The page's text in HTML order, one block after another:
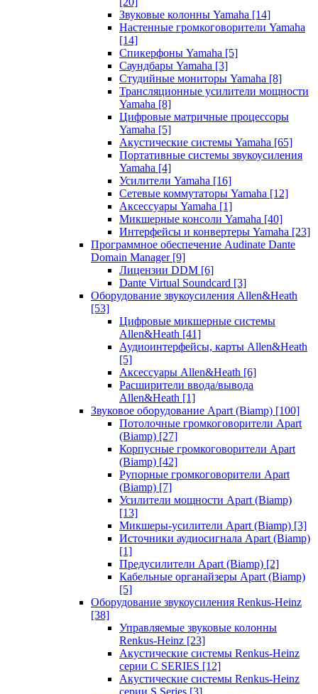
Звуковые колонны Yamaha [14]
Настенные громкоговорители Yamaha
[14]
Спикерфоны Yamaha [5]
Саундбары Yamaha [3]
Студийные мониторы Yamaha [8]
Трансляционные усилители мощности
Yamaha [8]
Цифровые матричные процессоры
Yamaha [5]
Акустические системы Yamaha [65]
Портативные системы звукоусиления
Yamaha [4]
Усилители Yamaha [16]
Сетевые коммутаторы Yamaha [12]
Аксессуары Yamaha [1]
Микшерные консоли Yamaha [40]
Интерфейсы и конвертеры Yamaha [23]
Программное обеспечение Audinate Dante
Domain Manager [9]
Лицензии DDM [6]
Dante Virtual Soundcard [3]
Оборудование звукоусиления Allen&Heath
[53]
Цифровые микшерные системы
Allen&Heath [41]
Аудиоинтерфейсы, карты Allen&Heath
[5]
Аксессуары Allen&Heath [6]
Расширители ввода/вывода
Allen&Heath [1]
Звуковое оборудование Apart (Biamp) [100]
Потолочные громкоговорители Apart
(Biamp) [27]
Корпусные громкоговорители Apart
(Biamp) [42]
Рупорные громкоговорители Apart
(Biamp) [7]
Усилители мощности Apart (Biamp)
[13]
Микшеры-усилители Apart (Biamp) [3]
Источники аудиосигнала Apart (Biamp)
[1]
Предусилители Apart (Biamp) [2]
Кабельные органайзеры Apart (Biamp)
[5]
Оборудование звукоусиления Renkus-Heinz
[38]
Управляемые звуковые колонны
Renkus-Heinz [23]
Акустические системы Renkus-Heinz
серии C SERIES [12]
Акустические системы Renkus-Heinz
серии S Series [3]